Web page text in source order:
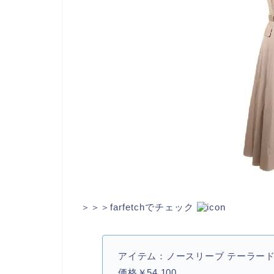
＞＞＞farfetchでチェック
アイテム：ノースリーブ テーラー